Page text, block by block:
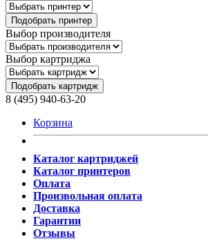
Подобрать принтер
Выбор производителя
Выбор картриджа
Подобрать картридж
8 (495) 940-63-20
Корзина
Каталог картриджей
Каталог принтеров
Оплата
Произвольная оплата
Доставка
Гарантии
Отзывы